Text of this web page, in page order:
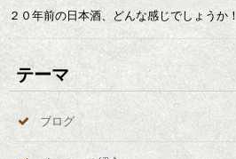
２０年前の日本酒、どんな感じでしょうか！
テーマ
ブログ